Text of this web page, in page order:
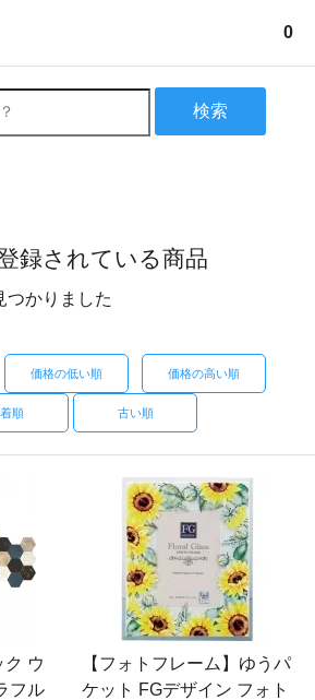
0
検索
録されている商品
つかりました
価格の低い順 価格の高い順
順 古い順
ク ウ
フル
【フォトフレーム】ゆうパ
ケット FGデザイン フォト